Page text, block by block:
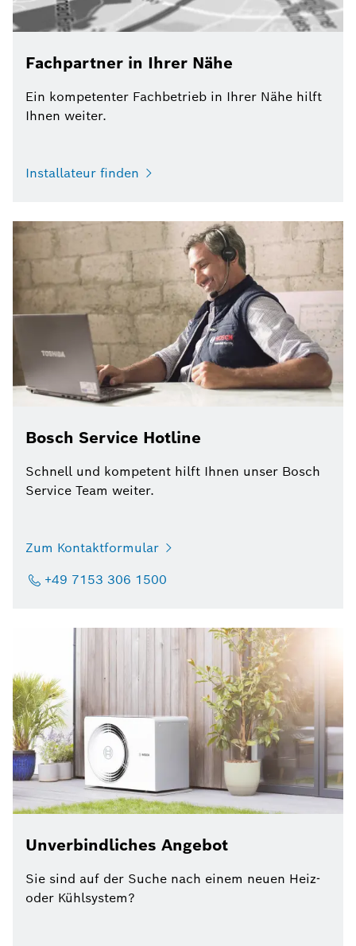
Fachpartner in Ihrer Nähe
Ein kompetenter Fachbetrieb in Ihrer Nähe hilft
Ihnen weiter.
Installateur finden
Bosch Service Hotline
Schnell und kompetent hilft Ihnen unser Bosch
Service Team weiter.
Zum Kontaktformular
+49 7153 306 1500
Unverbindliches Angebot
Sie sind auf der Suche nach einem neuen Heiz-
oder Kühlsystem?